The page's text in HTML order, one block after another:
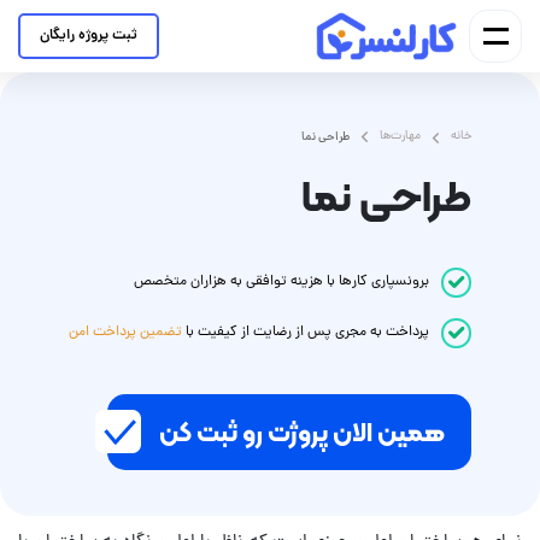
ثبت پروژه رایگان
خانه مهارت‌ها طراحی نما
طراحی نما
برونسپاری کارها با هزینه توافقی به هزاران متخصص
پرداخت به مجری پس از رضایت از کیفیت با تضمین پرداخت امن
همین الان پروژت رو ثبت کن